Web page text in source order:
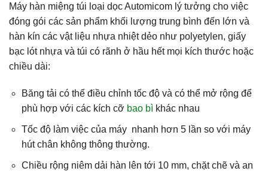
Máy hàn miệng túi loại dọc Automicom lý tưởng cho việc
đóng gói các sản phẩm khối lượng trung bình đến lớn và
hàn kín các vật liệu nhựa nhiệt dẻo như polyetylen, giấy
bạc lót nhựa và túi có rãnh ở hầu hết mọi kích thước hoặc
chiều dài:
Băng tải có thể điều chỉnh tốc độ và có thể mở rộng để
phù hợp với các kích cỡ bao bìkhác nhau
Tốc độ làm việc của máy nhanh hơn 5 lần so với máy
hút chân không thông thường.
Chiều rộng niêm dải hàn lên tới 10 mm, chặt chẽ và an